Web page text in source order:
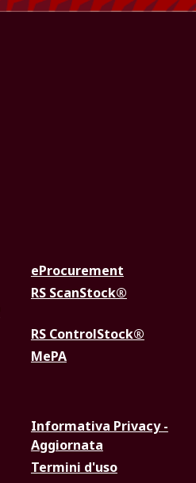
eProcurement
RS ScanStock®
RS ControlStock®
MePA
Informativa Privacy -
Aggiornata
Termini d'uso